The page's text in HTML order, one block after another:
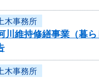
木事務所
川維持修繕事業（暮
木事務所